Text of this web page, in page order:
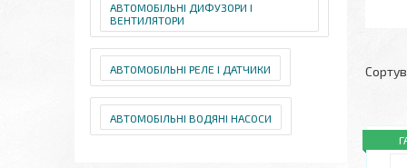
АВТОМОБІЛЬНІ ДИФУЗОРИ І
ВЕНТИЛЯТОРИ
АВТОМОБІЛЬНІ РЕЛЕ І ДАТЧИКИ
АВТОМОБІЛЬНІ ВОДЯНІ НАСОСИ